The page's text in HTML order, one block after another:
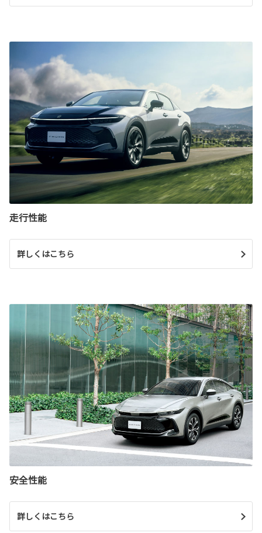
走行性能
詳しくはこちら
安全性能
詳しくはこちら